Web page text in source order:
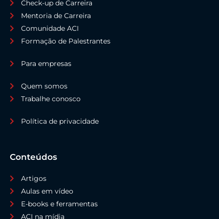
Check-up de Carreira
Mentoria de Carreira
Comunidade ACI
Formação de Palestrantes
Para empresas
Quem somos
Trabalhe conosco
Política de privacidade
Conteúdos
Artigos
Aulas em vídeo
E-books e ferramentas
ACI na mídia